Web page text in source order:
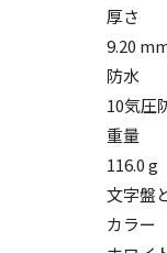
厚さ
9.20
防水
10気圧
重量
116.0 g
文字盤
カラー